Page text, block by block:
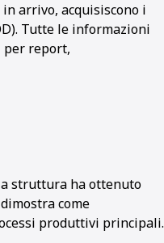
arrivo, acquisiscono i
Tutte le informazioni
per report,
struttura ha ottenuto
come
produttivi principali.